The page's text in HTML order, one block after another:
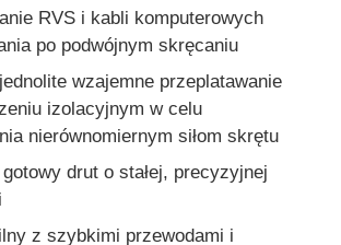
z nami
RVS i kabli komputerowych
po podwójnym skręcaniu
wzajemne przeplatawanie
izolacyjnym w celu
nierównomiernym siłom skrętu
drut o stałej, precyzyjnej
z szybkimi przewodami i